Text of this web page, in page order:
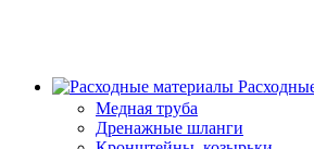
Медная труба
Дренажные шланги